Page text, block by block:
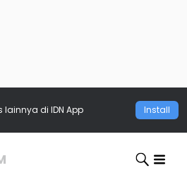
lainnya di IDN App Install